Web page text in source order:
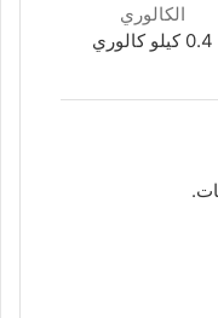
الكالوري
0.4 كيلو كالوري